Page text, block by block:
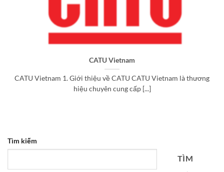
CATU Vietnam
CATU Vietnam 1. Giới thiệu về CATU CATU Vietnam là thương
hiệu chuyên cung cấp [...]
Tìm kiếm
TÌM